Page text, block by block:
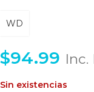
WD
$94.99 Inc.
Sin existencias